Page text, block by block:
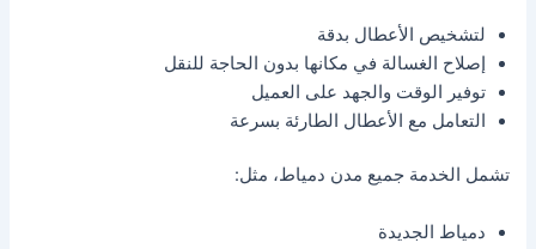
لتشخيص الأعطال بدقة
إصلاح الغسالة في مكانها بدون الحاجة للنقل
توفير الوقت والجهد على العميل
التعامل مع الأعطال الطارئة بسرعة
تشمل الخدمة جميع مدن دمياط، مثل:
دمياط الجديدة